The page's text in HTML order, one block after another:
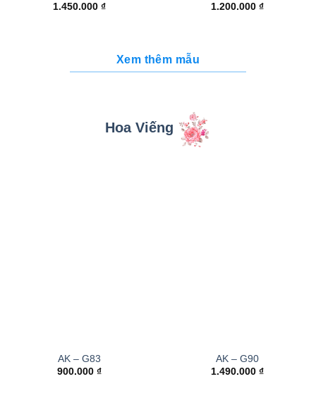
1.450.000 ₫
1.200.000 ₫
Xem thêm mẫu
Hoa Viếng
AK – G83
900.000 ₫
AK – G90
1.490.000 ₫